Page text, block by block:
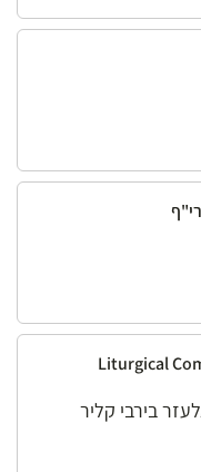
Liturgical
בירבי קליר